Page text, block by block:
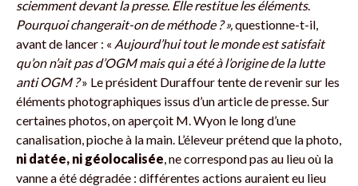
sciemment devant la presse. Elle restitue les éléments.
Pourquoi changerait-on de méthode ? »,questionne-t-il,
avant de lancer : « Aujourd’hui tout le monde est satisfait
qu’on n’ait pas d’OGM mais qui a été à l’origine de la lutte
anti OGM ?» Le président Duraffour tente de revenir sur les
éléments photographiques issus d’un article de presse. Sur
certaines photos, on aperçoit M. Wyon le long d’une
canalisation, pioche à la main. L’éleveur prétend que la photo,
ni datée, ni géolocalisée, ne correspond pas au lieu où la
vanne a été dégradée : différentes actions auraient eu lieu